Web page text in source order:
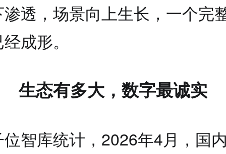
透，场景向上生长，一个完
成形。
生态有多大，数字最诚实
智库统计，2026年4月，国